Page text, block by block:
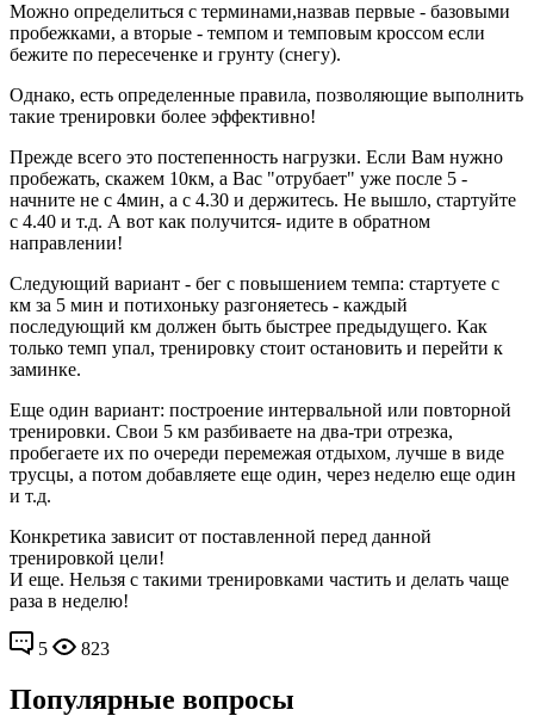
Можно определиться с терминами,назвав первые - базовыми
пробежками, а вторые - темпом и темповым кроссом если
бежите по пересеченке и грунту (снегу).
Однако, есть определенные правила, позволяющие выполнить
такие тренировки более эффективно!
Прежде всего это постепенность нагрузки. Если Вам нужно
пробежать, скажем 10км, а Вас "отрубает" уже после 5 -
начните не с 4мин, а с 4.30 и держитесь. Не вышло, стартуйте
с 4.40 и т.д. А вот как получится- идите в обратном
направлении!
Следующий вариант - бег с повышением темпа: стартуете с
км за 5 мин и потихоньку разгоняетесь - каждый
последующий км должен быть быстрее предыдущего. Как
только темп упал, тренировку стоит остановить и перейти к
заминке.
Еще один вариант: построение интервальной или повторной
тренировки. Свои 5 км разбиваете на два-три отрезка,
пробегаете их по очереди перемежая отдыхом, лучше в виде
трусцы, а потом добавляете еще один, через неделю еще один
и т.д.
Конкретика зависит от поставленной перед данной
тренировкой цели!
И еще. Нельзя с такими тренировками частить и делать чаще
раза в неделю!
5 823
Популярные вопросы